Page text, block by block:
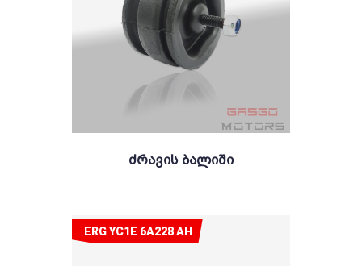
Ძრავის Ბალიში
ERG YC1E 6A228 AH